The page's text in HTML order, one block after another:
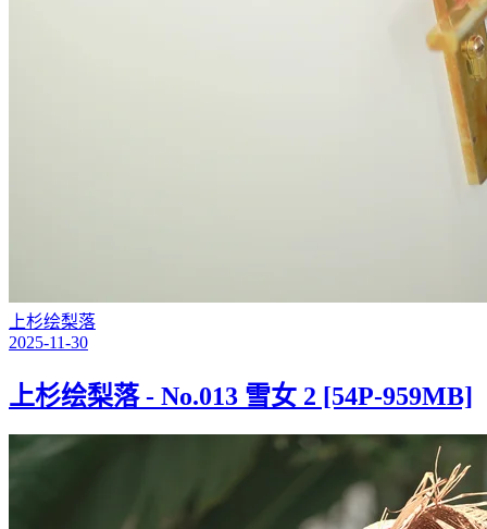
上杉绘梨落
2025-11-30
上杉绘梨落 - No.013 雪女 2 [54P-959MB]